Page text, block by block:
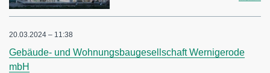
20.03.2024 – 11:38
Gebäude- und Wohnungsbaugesellschaft Wernigerode
mbH